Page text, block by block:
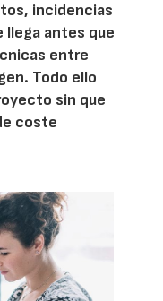
incidencias
llega antes que
entre
Todo ello
sin que
coste